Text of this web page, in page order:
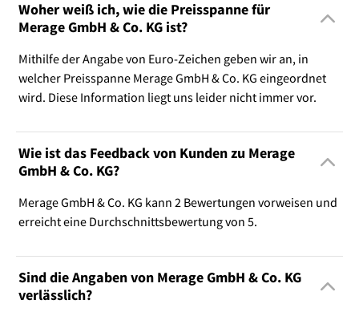
Woher weiß ich, wie die Preisspanne für
Merage GmbH & Co. KG ist?
Mithilfe der Angabe von Euro-Zeichen geben wir an, in
welcher Preisspanne Merage GmbH & Co. KG eingeordnet
wird. Diese Information liegt uns leider nicht immer vor.
Wie ist das Feedback von Kunden zu Merage
GmbH & Co. KG?
Merage GmbH & Co. KG kann 2 Bewertungen vorweisen und
erreicht eine Durchschnittsbewertung von 5.
Sind die Angaben von Merage GmbH & Co. KG
verlässlich?